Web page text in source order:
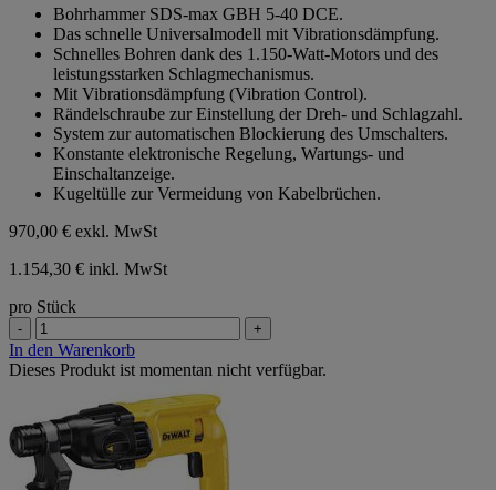
Bewertung
Sternen.
Bewertung
Bohrhammer SDS-max GBH 5-40 DCE.
Das schnelle Universalmodell mit Vibrationsdämpfung.
Schnelles Bohren dank des 1.150-Watt-Motors und des
leistungsstarken Schlagmechanismus.
Mit Vibrationsdämpfung (Vibration Control).
Rändelschraube zur Einstellung der Dreh- und Schlagzahl.
System zur automatischen Blockierung des Umschalters.
Konstante elektronische Regelung, Wartungs- und
Einschaltanzeige.
Kugeltülle zur Vermeidung von Kabelbrüchen.
970,00 € exkl. MwSt
1.154,30 € inkl. MwSt
pro Stück
- +
In den Warenkorb
Dieses Produkt ist momentan nicht verfügbar.